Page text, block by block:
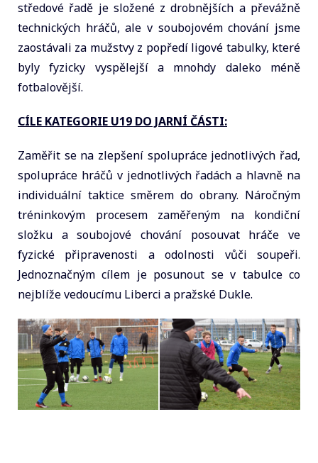
středové řadě je složené z drobnějších a převážně
technických hráčů, ale v soubojovém chování jsme
zaostávali za mužstvy z popředí ligové tabulky, které
byly fyzicky vyspělejší a mnohdy daleko méně
fotbalovější.
CÍLE KATEGORIE U19 DO JARNÍ ČÁSTI:
Zaměřit se na zlepšení spolupráce jednotlivých řad,
spolupráce hráčů v jednotlivých řadách a hlavně na
individuální taktice směrem do obrany. Náročným
tréninkovým procesem zaměřeným na kondiční
složku a soubojové chování posouvat hráče ve
fyzické připravenosti a odolnosti vůči soupeři.
Jednoznačným cílem je posunout se v tabulce co
nejblíže vedoucímu Liberci a pražské Dukle.